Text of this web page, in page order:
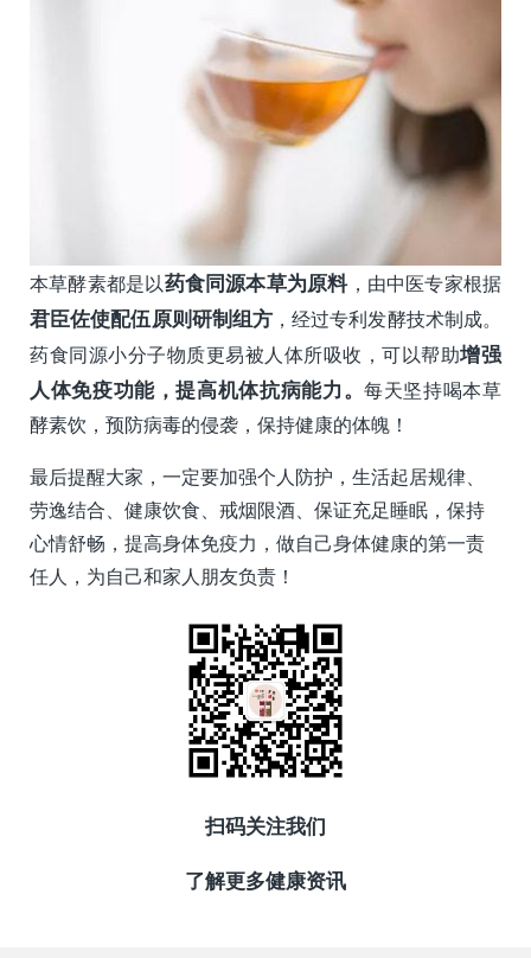
本草酵素都是以药食同源本草为原料，由中医专家根据
君臣佐使配伍原则研制组方 ，经过专利发酵技术制成。
药食同源小分子物质更易被人体所吸收，可以帮助增强
人体免疫功能，提高机体抗病能力。每天坚持喝本草
酵素饮，预防病毒的侵袭，保持健康的体魄！
最后提醒大家，一定要加强个人防护，生活起居规律、
劳逸结合、健康饮食、戒烟限酒、保证充足睡眠，保持
心情舒畅，提高身体免疫力，做自己身体健康的第一责
任人，为自己和家人朋友负责！
扫码关注我们
了解更多健康资讯